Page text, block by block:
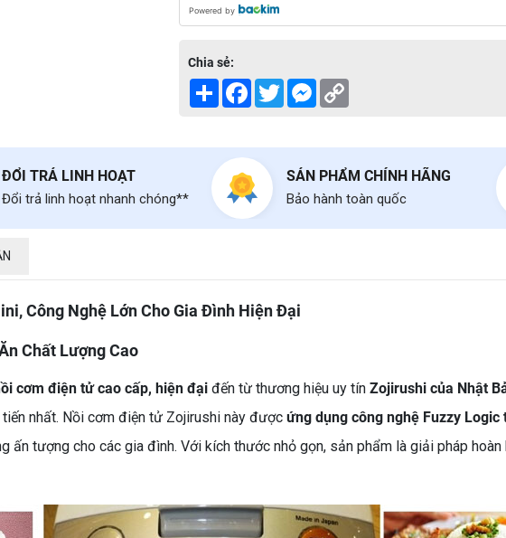
Powered by
Chia sẻ:
Share Facebook
TwitterMessenger
ĐỔI TRẢ LINH HOẠT
Đổi trả linh hoạt nhanh chóng**
SẢN PHẨM CHÍNH HÃNG
Bảo hành toàn quốc
Công Nghệ Lớn Cho Gia Đình Hiện Đại
Chất Lượng Cao
cơm điện tử cao cấp, hiện đại đến từ thương hiệu uy tín Zojirushi của Nhật
nhất. Nồi cơm điện tử Zojirushi này được ứng dụng công nghệ Fuzzy Logic
tượng cho các gia đình. Với kích thước nhỏ gọn, sản phẩm là giải pháp hoàn